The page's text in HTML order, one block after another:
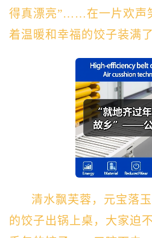
得真漂亮”……在一片欢声
着温暖和幸福的饺子装满了
清水飘芙蓉，元宝落
的饺子出锅上桌，大家迫